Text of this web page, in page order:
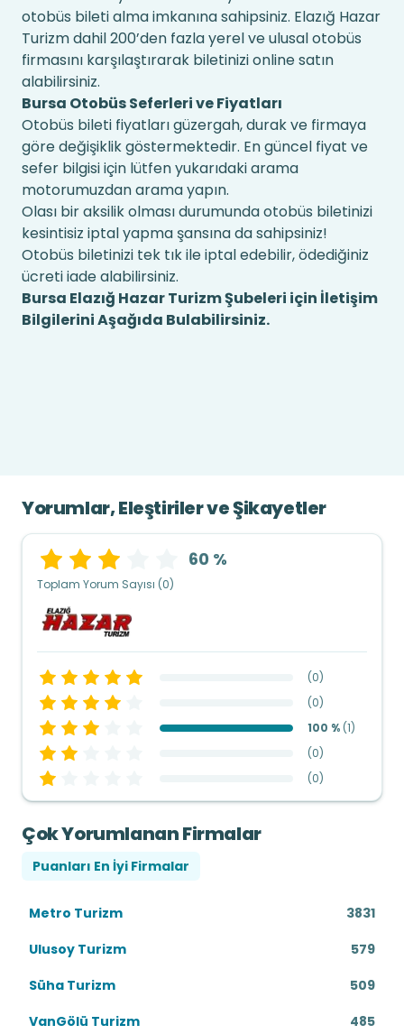
otobüs bileti alma imkanına sahipsiniz. Elazığ Hazar
Turizm dahil 200’den fazla yerel ve ulusal otobüs
firmasını karşılaştırarak biletinizi online satın
alabilirsiniz.
Bursa Otobüs Seferleri ve Fiyatları
Otobüs bileti fiyatları güzergah, durak ve firmaya
göre değişiklik göstermektedir. En güncel fiyat ve
sefer bilgisi için lütfen yukarıdaki arama
motorumuzdan arama yapın.
Olası bir aksilik olması durumunda otobüs biletinizi
kesintisiz iptal yapma şansına da sahipsiniz!
Otobüs biletinizi tek tık ile iptal edebilir, ödediğiniz
ücreti iade alabilirsiniz.
Bursa Elazığ Hazar Turizm Şubeleri için İletişim
Bilgilerini Aşağıda Bulabilirsiniz.
Yorumlar, Eleştiriler ve Şikayetler
60 %
Toplam Yorum Sayısı (0)
(0)
(0)
100 % (1)
(0)
(0)
Çok Yorumlanan Firmalar
Puanları En İyi Firmalar
Metro Turizm
3831
Ulusoy Turizm
579
Süha Turizm
509
VanGölü Turizm
485